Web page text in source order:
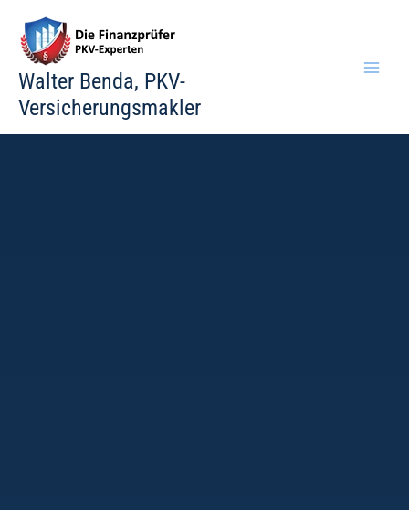
Inhalt
springen
Walter Benda, PKV-
Versicherungsmakler